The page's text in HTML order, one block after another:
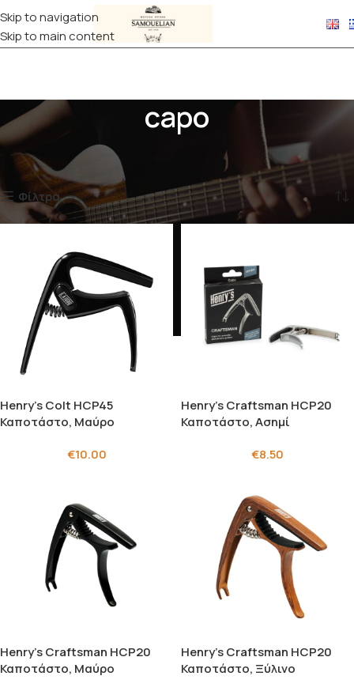
Skip to navigation
Skip to main content
capo
Αρχική σελίδα
Προϊόντα με ετικέτα “capo”
Προβάλλονται όλα - 11 αποτελέσματα
Φίλτρα
Henry’s Colt HCP45
Καποτάστο, Μαύρο
€10.00
Henry’s Craftsman HCP20
Καποτάστο, Ασημί
€8.50
Henry’s Craftsman HCP20
Καποτάστο, Μαύρο
Henry’s Craftsman HCP20
Καποτάστο, Ξύλινο